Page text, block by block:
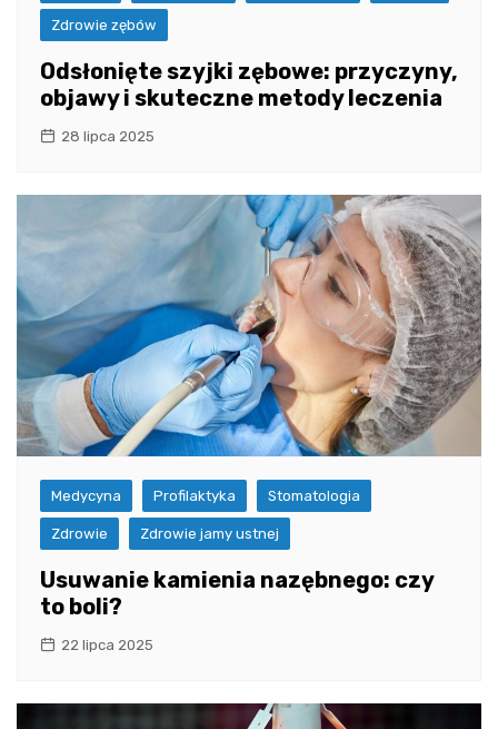
Zdrowie zębów
Odsłonięte szyjki zębowe: przyczyny,
objawy i skuteczne metody leczenia
28 lipca 2025
Medycyna Profilaktyka Stomatologia
Zdrowie Zdrowie jamy ustnej
Usuwanie kamienia nazębnego: czy
to boli?
22 lipca 2025